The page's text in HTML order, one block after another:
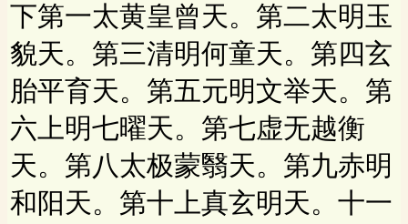
下第一太黄皇曾天。第二太明玉
貌天。第三清明何童天。第四玄
胎平育天。第五元明文举天。第
六上明七曜天。第七虚无越衡
天。第八太极蒙翳天。第九赤明
和阳天。第十上真玄明天。十一